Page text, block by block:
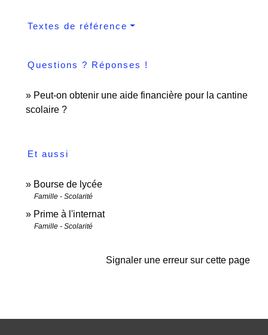
Textes de référence
Questions ? Réponses !
Peut-on obtenir une aide financière pour la cantine
scolaire ?
Et aussi
Bourse de lycée
Famille - Scolarité
Prime à l'internat
Famille - Scolarité
Signaler une erreur sur cette page